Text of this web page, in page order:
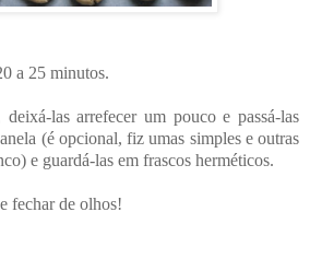
a 25 minutos.
las arrefecer um pouco e passá-las
(é opcional, fiz umas simples e outras
e guardá-las em frascos herméticos.
fechar de olhos!